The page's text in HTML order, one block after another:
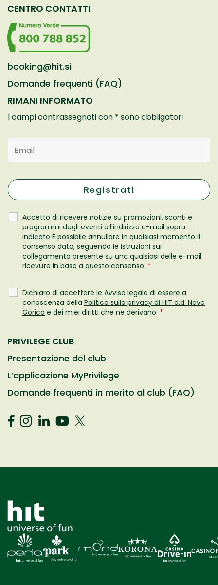
CENTRO CONTATTI
booking@hit.si
Domande frequenti (FAQ)
RIMANI INFORMATO
I campi contrassegnati con * sono obbligatori
Accetto di ricevere notizie su promozioni, sconti e
programmi degli eventi all'indirizzo e-mail sopra
indicato È possibile annullare in qualsiasi momento il
consenso dato, seguendo le istruzioni sul
collegamento presente su una qualsiasi delle e-mail
ricevute in base a questo consenso. *
Dichiaro di accettare le Avviso legale di essere a
conoscenza della Politica sulla privacy di HIT d.d. Nova
Gorica e dei miei diritti che ne derivano. *
PRIVILEGE CLUB
Presentazione del club
L’applicazione MyPrivilege
Domande frequenti in merito al club (FAQ)